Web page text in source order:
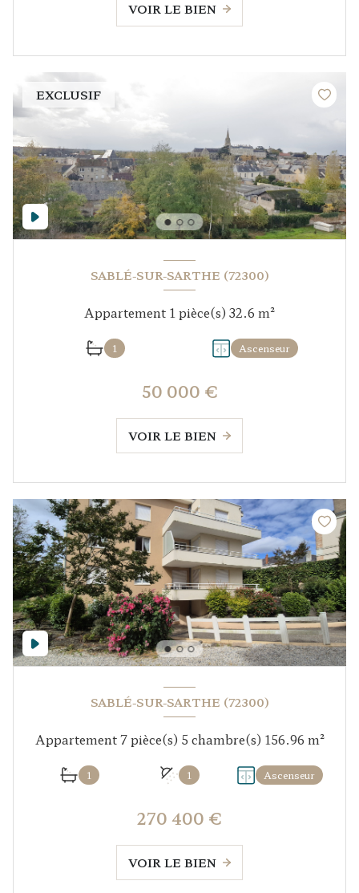
VOIR LE BIEN
EXCLUSIF
SABLÉ-SUR-SARTHE (72300)
Appartement 1 pièce(s) 32.6 m²
1 Ascenseur
50 000 €
VOIR LE BIEN
SABLÉ-SUR-SARTHE (72300)
Appartement 7 pièce(s) 5 chambre(s) 156.96 m²
1 1 Ascenseur
270 400 €
VOIR LE BIEN